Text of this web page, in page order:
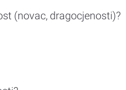
(novac, dragocjenosti)?